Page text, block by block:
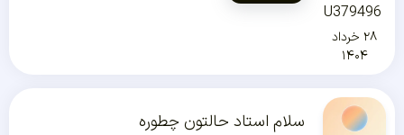
U379496
۲۸ خرداد
۱۴۰۴
سلام استاد حالتون چطوره